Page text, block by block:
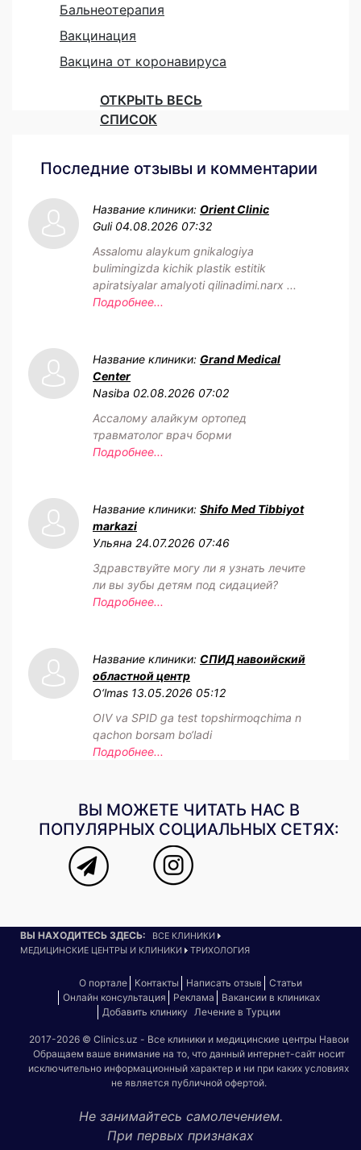
Бальнеотерапия
Вакцинация
Вакцина от коронавируса
ОТКРЫТЬ ВЕСЬ
СПИСОК
Последние отзывы и комментарии
Название клиники: Orient Clinic
Guli 04.08.2026 07:32
Assalomu alaykum gnikalogiya
bulimingizda kichik plastik estitik
apiratsiyalar amalyoti qilinadimi.narx ...
Подробнее...
Название клиники: Grand Medical
Center
Nasiba 02.08.2026 07:02
Ассалому алайкум ортопед
травматолог врач борми
Подробнее...
Название клиники: Shifo Med Tibbiyot
markazi
Ульяна 24.07.2026 07:46
Здравствуйте могу ли я узнать лечите
ли вы зубы детям под сидацией?
Подробнее...
Название клиники: СПИД навоийский
областной центр
O‘lmas 13.05.2026 05:12
OIV va SPID ga test topshirmoqchima n
qachon borsam bo‘ladi
Подробнее...
ВЫ МОЖЕТЕ ЧИТАТЬ НАС В
ПОПУЛЯРНЫХ СОЦИАЛЬНЫХ СЕТЯХ:
ВЫ НАХОДИТЕСЬ ЗДЕСЬ:
ВСЕ КЛИНИКИ
МЕДИЦИНСКИЕ ЦЕНТРЫ И КЛИНИКИ
ТРИХОЛОГИЯ
О портале Контакты Написать отзыв
Статьи
Онлайн консультация
Реклама
Вакансии в клиниках
Добавить клинику
Лечение в Турции
2017-2026 © Clinics.uz - Все клиники и медицинские центры Навои
Обращаем ваше внимание на то, что данный интернет-сайт носит
исключительно информационный характер и ни при каких условиях
не является публичной офертой.
Не занимайтесь самолечением.
При первых признаках